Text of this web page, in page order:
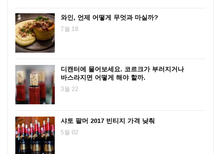
와인, 언제 어떻게 무엇과 마실까?
7월 18
디캔터에 물어보세요. 코르크가 부러지거나
바스라지면 어떻게 해야 할까.
3월 22
샤토 팔머 2017 빈티지 가격 낮춰
5월 02